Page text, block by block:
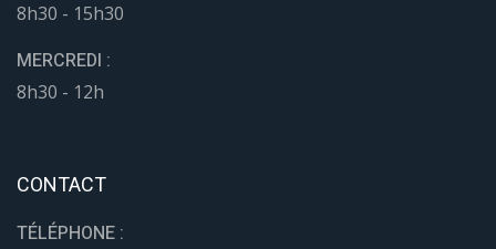
8h30 - 15h30
MERCREDI :
8h30 - 12h
CONTACT
TÉLÉPHONE :